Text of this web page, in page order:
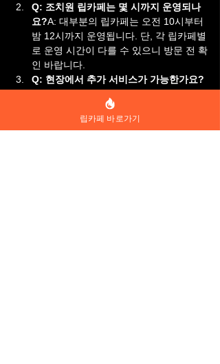
Q: 조치원 립카페는 몇 시까지 운영되나
요?A: 대부분의 립카페는 오전 10시부터
밤 12시까지 운영됩니다. 단, 각 립카페별
로 운영 시간이 다를 수 있으니 방문 전 확
인 바랍니다.
Q: 현장에서 추가 서비스가 가능한가요?
대해 요청할 수 있으며, 추가 요금이 발생
할 수 있습니다.립카페 바로가기